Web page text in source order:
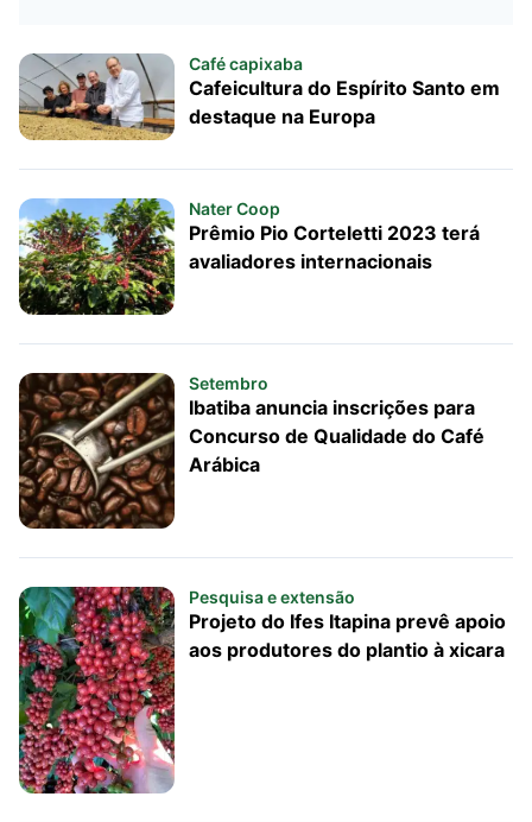
Café capixaba
Cafeicultura do Espírito Santo em
destaque na Europa
Nater Coop
Prêmio Pio Corteletti 2023 terá
avaliadores internacionais
Setembro
Ibatiba anuncia inscrições para
Concurso de Qualidade do Café
Arábica
Pesquisa e extensão
Projeto do Ifes Itapina prevê apoio
aos produtores do plantio à xicara